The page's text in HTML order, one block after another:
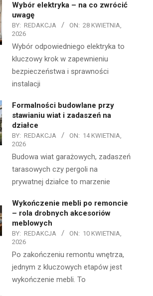
Wybór elektryka – na co zwrócić
uwagę
BY: REDAKCJA ON: 28 KWIETNIA,
2026
Wybór odpowiedniego elektryka to
kluczowy krok w zapewnieniu
bezpieczeństwa i sprawności
instalacji
Formalności budowlane przy
stawianiu wiat i zadaszeń na
działce
BY: REDAKCJA ON: 14 KWIETNIA,
2026
Budowa wiat garażowych, zadaszeń
tarasowych czy pergoli na
prywatnej działce to marzenie
Wykończenie mebli po remoncie
– rola drobnych akcesoriów
meblowych
BY: REDAKCJA ON: 10 KWIETNIA,
2026
Po zakończeniu remontu wnętrza,
jednym z kluczowych etapów jest
wykończenie mebli. To